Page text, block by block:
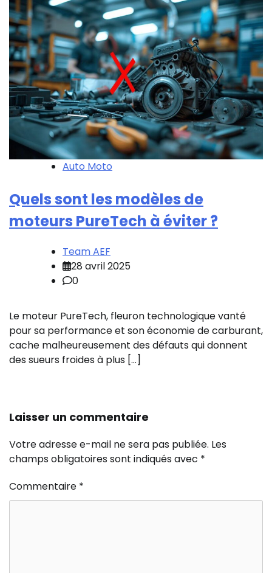
Auto Moto
Quels sont les modèles de
moteurs PureTech à éviter​ ?
Team AEF
28 avril 2025
0
Le moteur PureTech, fleuron technologique vanté
pour sa performance et son économie de carburant,
cache malheureusement des défauts qui donnent
des sueurs froides à plus […]
Laisser un commentaire
Votre adresse e-mail ne sera pas publiée. Les
champs obligatoires sont indiqués avec *
Commentaire *